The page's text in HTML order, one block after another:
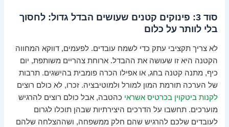
סוד 3: פינוקים קטנים שעושים הבדל גדול: לחסוך
בלי לוותר על כלום
לא צריך תקציבי עתק כדי לשמח עובדים. לפעמים, דווקא המחווה
הקטנה היא זו שעושה את ההבדל. ארוחת צהריים משותפת, יום
כיף, מתנה קטנה בחג, או אפילו הכרה פומבית בהישגים. תרבות
של הערכה תורמת המון למורל ולמוטיבציה. זכרו, לא כולם רוצים
לקנות ביטקוין בכרטיס אשראי כהטבה, אבל כולם רוצים להרגיש
מוערכים. תחשבו על הדרכים היצירתיות שבהן תוכלו לגרום
לעובדים שלכם להרגיש שהם חלק ממשפחה, ושההצלחה שלהם